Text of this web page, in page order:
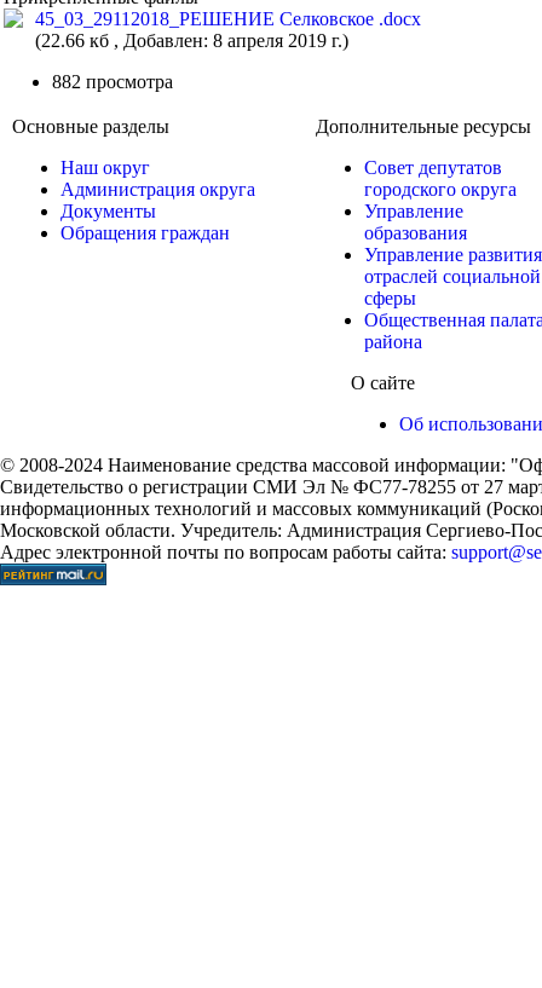
45_03_29112018_РЕШЕНИЕ Селковское .docx
(22.66 кб , Добавлен: 8 апреля 2019 г.)
882 просмотра
Основные разделы
Наш округ
Администрация округа
Документы
Обращения граждан
Дополнительные ресурсы
Совет депутатов
городского округа
Управление
образования
Управление развития
отраслей социальной
сферы
Общественная
района
О сайте
Об
© 2008-2024 Наименование средства массовой информации:
Свидетельство о регистрации СМИ Эл № ФС77-78255 от 27
информационных технологий и массовых коммуникаций
Московской области. Учредитель: Администрация Сергиево-
Адрес электронной почты по вопросам работы сайта: